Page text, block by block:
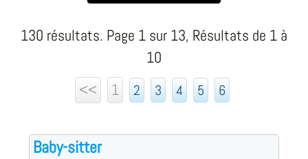
130 résultats. Page 1 sur 13, Résultats de 1 à
10
<<
1 2 3 4 5 6
Baby-sitter